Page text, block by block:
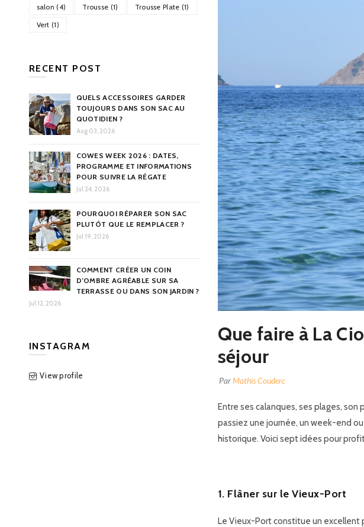
Que faire à La
séjour
ParMathis Couderc
Entre ses calanques, ses plages,
passiez une journée, un week-end
historique. Voici sept idées pour
1. Flâner sur le Vieux-Port
Le Vieux-Port constitue un excellent
salon (4)
Trousse (1)
Trousse Plate (1)
Vert (1)
RECENT POST
QUELS ACCESSOIRES GARDER
TOUJOURS DANS SON SAC AU
QUOTIDIEN ?
Aug 03, 2026
COWES WEEK 2026 : DATES,
PROGRAMME ET INFORMATIONS
POUR SUIVRE LA RÉGATE
Jul 24, 2026
POURQUOI RÉPARER SON SAC
PLUTÔT QUE LE REMPLACER ?
Jul 19, 2026
COMMENT CRÉER UN COIN
D’OMBRE AGRÉABLE SUR SA
TERRASSE OU DANS SON JARDIN ?
Jul 12, 2026
INSTAGRAM
View profile